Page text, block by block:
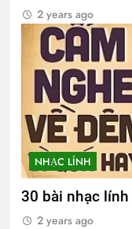
2 years ago
NHẠC LÍNH
30 bài nhạc lính
2 years ago